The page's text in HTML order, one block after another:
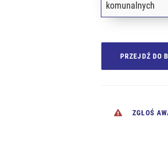
komunalnych
PRZEJDŹ DO
ZGŁOŚ